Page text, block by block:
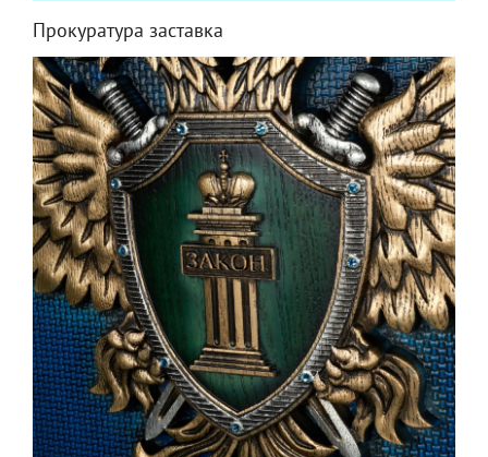
Прокуратура заставка